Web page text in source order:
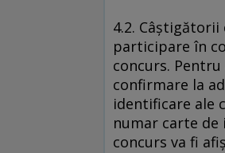
4.2.
participare în
concurs.
confirmare la
identificare ale
numar carte
concurs va fi